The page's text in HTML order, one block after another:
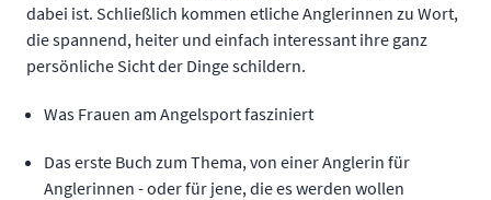
dabei ist. Schließlich kommen etliche Anglerinnen zu Wort,
die spannend, heiter und einfach interessant ihre ganz
persönliche Sicht der Dinge schildern.
Was Frauen am Angelsport fasziniert
Das erste Buch zum Thema, von einer Anglerin für
Anglerinnen - oder für jene, die es werden wollen